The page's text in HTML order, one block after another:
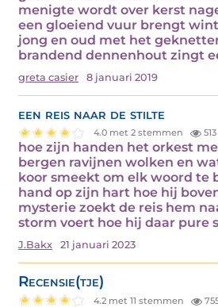
menigte wordt over kerst
een gloeiend vuur brengt
jong en oud met het
brandend dennenhout zingt
greta casier 8 januari 2019
een reis naar de stilte
4.0 met 2 stemmen 513
hoe zijn handen het orkest
bergen ravijnen wolken en
koor smeekt om elk woord te
hand op zijn hart hoe hij
mysterie zoekt de reis hem
storm voert hoe hij daar pure
J.Bakx 21 januari 2023
Recensie(tje)
4.2 met 11 stemmen